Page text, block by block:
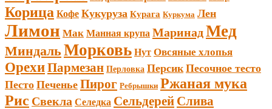
Корица Кофе Кукуруза Курага Куркума Лен
Лимон Мак Манная крупа МаринадМед
Миндаль Морковь Нут Овсяные хлопья
ОрехиПармезан Перловка Персик Песочное тесто
Песто Печенье Пирог Ребрышки Ржаная мука
Рис Свекла Селедка Сельдерей Слива